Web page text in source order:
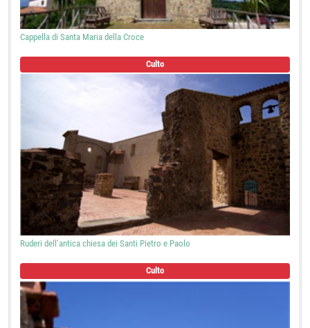
Cappella di Santa Maria della Croce
Culto
Ruderi dell’antica chiesa dei Santi Pietro e Paolo
Culto